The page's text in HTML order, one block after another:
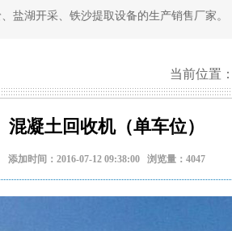
、铁沙提取设备的生产销售厂家。
当前位置：
混凝土回收机（单车位）
添加时间：2016-07-12 09:38:00 浏览量：4047